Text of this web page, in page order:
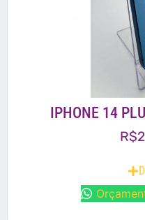
IPHONE 14
R$